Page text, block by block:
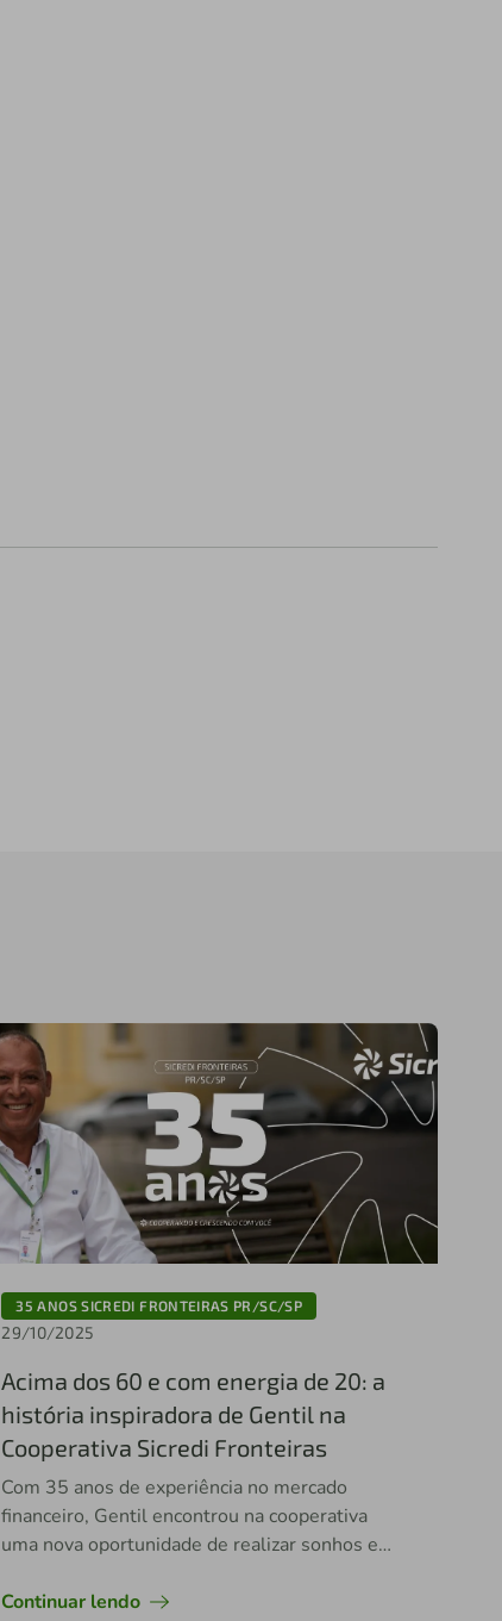
35 ANOS SICREDI FRONTEIRAS PR/SC/SP
29/10/2025
Acima dos 60 e com energia de 20: a
história inspiradora de Gentil na
Cooperativa Sicredi Fronteiras
Com 35 anos de experiência no mercado
financeiro, Gentil encontrou na cooperativa
uma nova oportunidade de realizar sonhos e
Continuar lendo